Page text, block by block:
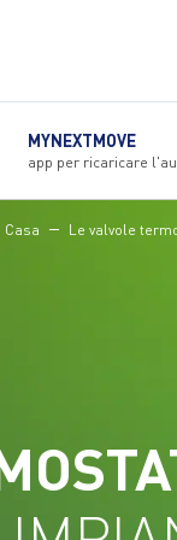
MYNEXTMOVE
app per ricaricare
Casa Le valvole